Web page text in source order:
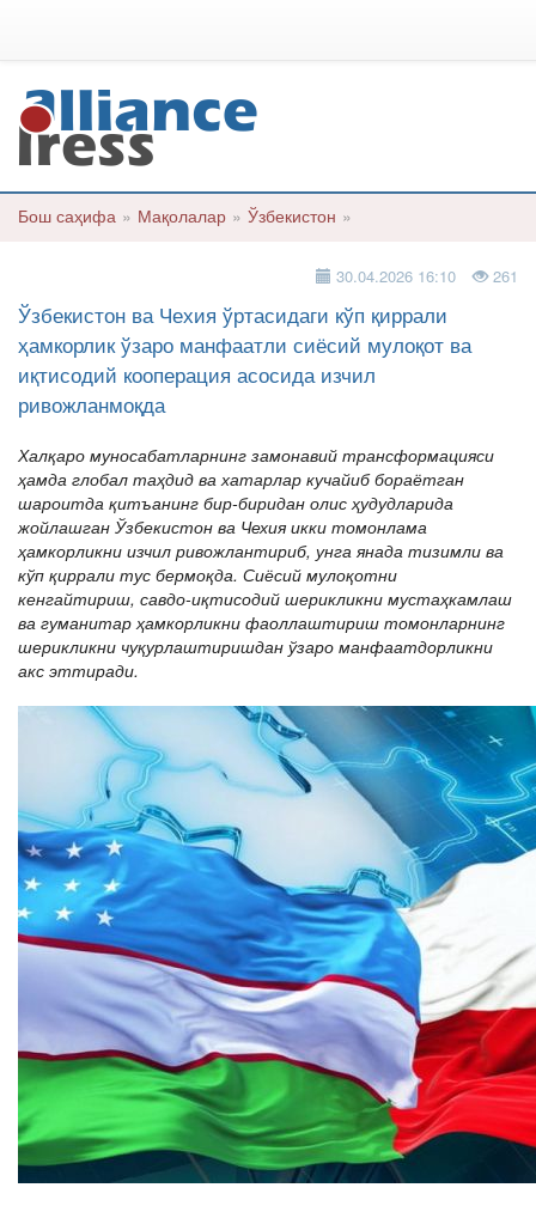
Бош саҳифа » Мақолалар » Ўзбекистон »
30.04.2026 16:10 261
Ўзбекистон ва Чехия ўртасидаги кўп қиррали
ҳамкорлик ўзаро манфаатли сиёсий мулоқот ва
иқтисодий кооперация асосида изчил
ривожланмоқда
Халқаро муносабатларнинг замонавий трансформацияси
ҳамда глобал таҳдид ва хатарлар кучайиб бораётган
шароитда қитъанинг бир-биридан олис ҳудудларида
жойлашган Ўзбекистон ва Чехия икки томонлама
ҳамкорликни изчил ривожлантириб, унга янада тизимли ва
кўп қиррали тус бермоқда. Сиёсий мулоқотни
кенгайтириш, савдо-иқтисодий шерикликни мустаҳкамлаш
ва гуманитар ҳамкорликни фаоллаштириш томонларнинг
шерикликни чуқурлаштиришдан ўзаро манфаатдорликни
акс эттиради.